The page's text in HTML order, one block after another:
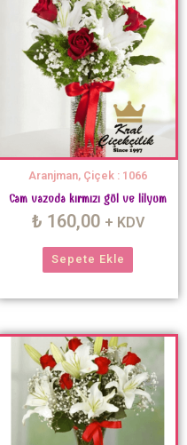
Aranjman, Çiçek : 1066
Cam vazoda kırmızı gül ve lilyum
₺ 160,00 + KDV
Sepete Ekle